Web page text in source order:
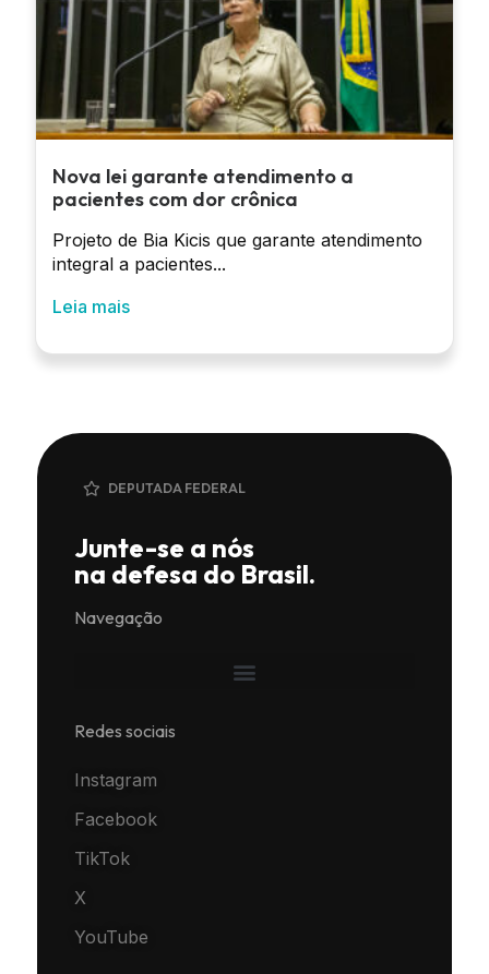
Nova lei garante atendimento a
pacientes com dor crônica
Projeto de Bia Kicis que garante atendimento
integral a pacientes...
Leia mais
DEPUTADA FEDERAL
Junte-se a nós
na defesa do Brasil.
Navegação
Redes sociais
Instagram
Facebook
TikTok
X
YouTube